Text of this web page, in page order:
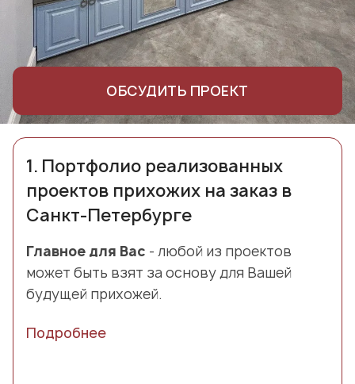
ОБСУДИТЬ ПРОЕКТ
1. Портфолио реализованных
проектов прихожих на заказ в
Санкт-Петербурге
Главное для Вас - любой из проектов
может быть взят за основу для Вашей
будущей прихожей.
Подробнее